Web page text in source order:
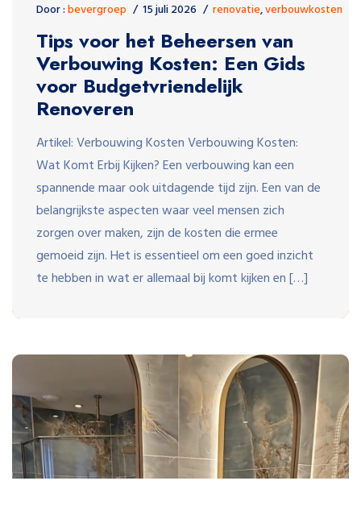
Door :bevergroep 15 juli 2026 renovatie,verbouwkosten
Tips voor het Beheersen van
Verbouwing Kosten: Een Gids
voor Budgetvriendelijk
Renoveren
Artikel: Verbouwing Kosten Verbouwing Kosten:
Wat Komt Erbij Kijken? Een verbouwing kan een
spannende maar ook uitdagende tijd zijn. Een van de
belangrijkste aspecten waar veel mensen zich
zorgen over maken, zijn de kosten die ermee
gemoeid zijn. Het is essentieel om een goed inzicht
te hebben in wat er allemaal bij komt kijken en […]